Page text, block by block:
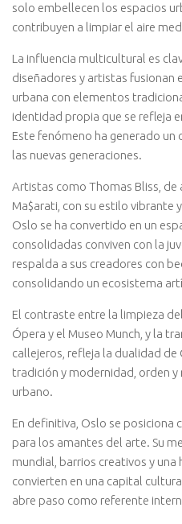
solo embellecen los espacios
contribuyen a limpiar el aire
La influencia multicultural es
diseñadores y artistas fusionan
urbana con elementos
identidad propia que se refleja
Este fenómeno ha generado
las nuevas generaciones.
Artistas como Thomas Bliss, de
Ma$arati, con su estilo vibrante
Oslo se ha convertido en un
consolidadas conviven con la
respalda a sus creadores con
consolidando un ecosistema
El contraste entre la limpieza
Ópera y el Museo Munch, y la
callejeros, refleja la dualidad
tradición y modernidad, orden
urbano.
En definitiva, Oslo se posiciona
para los amantes del arte. Su
mundial, barrios creativos y
convierten en una capital
abre paso como referente